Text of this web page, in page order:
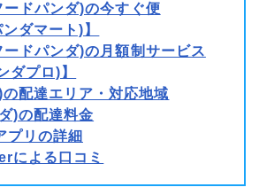
ドパンダ)の今すぐ便
ダマート)】
ドパンダ)の月額制サービス
ダプロ)】
配達エリア・対応地域
)の配達料金
プリの詳細
による口コミ